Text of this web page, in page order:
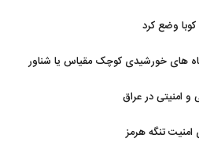
وضع کرد
های خورشیدی کوچک مقیاس یا شناور
امنیتی در عراق
تنگه هرمز